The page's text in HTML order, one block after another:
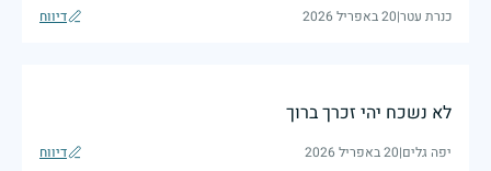
כנרת עטר|20 באפריל 2026 דיווח
לא נשכח יהי זכרך ברוך
יפה גלים|20 באפריל 2026 דיווח